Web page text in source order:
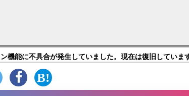
DEFENSE～】キャラ紹介
機能に不具合が発生していました。現在は復旧していま